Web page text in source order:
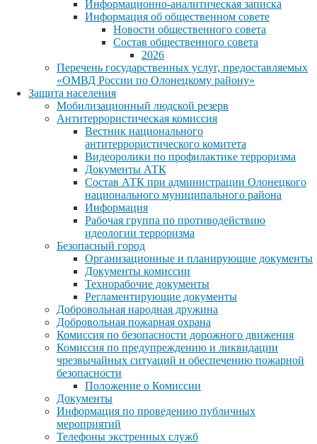
Информационно-аналитическая записка
Информация об общественном совете
Новости общественного совета
Состав общественного совета
2026
Перечень государственных услуг, предоставляемых
«ОМВД России по Олонецкому району»
Защита населения
Мобилизационный людской резерв
Антитеррористическая комиссия
Вестник национального
антитеррористического комитета
Видеоролики по профилактике терроризма
Документы АТК
Состав АТК при администрации Олонецкого
национального муниципального района
Информация
Рабочая группа по противодействию
идеологии терроризма
Безопасный город
Организационные и планирующие документы
Документы комиссии
Технорабочие документы
Регламентирующие документы
Добровольная народная дружина
Добровольная пожарная охрана
Комиссия по безопасности дорожного движения
Комиссия по предупреждению и ликвидации
чрезвычайных ситуаций и обеспечению пожарной
безопасности
Положение о Комиссии
Документы
Информация по проведению публичных
мероприятий
Телефоны экстренных служб